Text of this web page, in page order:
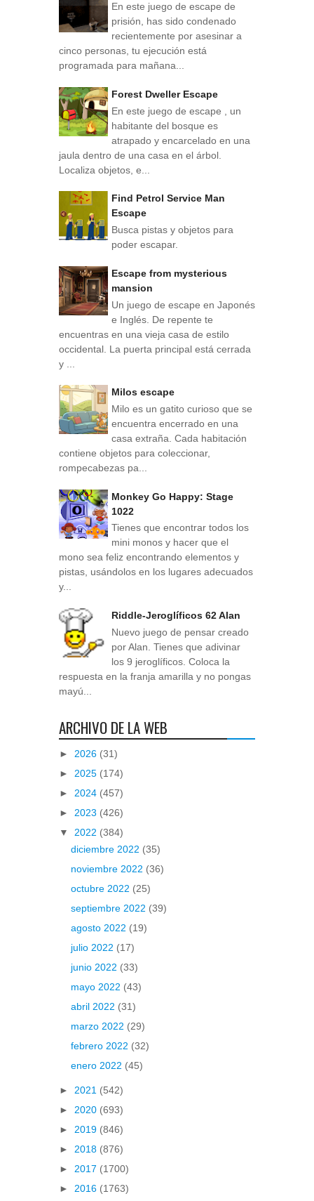
En este juego de escape de
prisión, has sido condenado
recientemente por asesinar a
cinco personas, tu ejecución está
programada para mañana...
Forest Dweller Escape
En este juego de escape , un
habitante del bosque es
atrapado y encarcelado en una
jaula dentro de una casa en el árbol.
Localiza objetos, e...
Find Petrol Service Man
Escape
Busca pistas y objetos para
poder escapar.
Escape from mysterious
mansion
Un juego de escape en Japonés
e Inglés. De repente te
encuentras en una vieja casa de estilo
occidental. La puerta principal está cerrada
y ...
Milos escape
Milo es un gatito curioso que se
encuentra encerrado en una
casa extraña. Cada habitación
contiene objetos para coleccionar,
rompecabezas pa...
Monkey Go Happy: Stage
1022
Tienes que encontrar todos los
mini monos y hacer que el
mono sea feliz encontrando elementos y
pistas, usándolos en los lugares adecuados
y...
Riddle-Jeroglíficos 62 Alan
Nuevo juego de pensar creado
por Alan. Tienes que adivinar
los 9 jeroglíficos. Coloca la
respuesta en la franja amarilla y no pongas
mayú...
ARCHIVO DE LA WEB
► 2026 (31)
► 2025 (174)
► 2024 (457)
► 2023 (426)
▼ 2022 (384)
diciembre 2022 (35)
noviembre 2022 (36)
octubre 2022 (25)
septiembre 2022 (39)
agosto 2022 (19)
julio 2022 (17)
junio 2022 (33)
mayo 2022 (43)
abril 2022 (31)
marzo 2022 (29)
febrero 2022 (32)
enero 2022 (45)
► 2021 (542)
► 2020 (693)
► 2019 (846)
► 2018 (876)
► 2017 (1700)
► 2016 (1763)